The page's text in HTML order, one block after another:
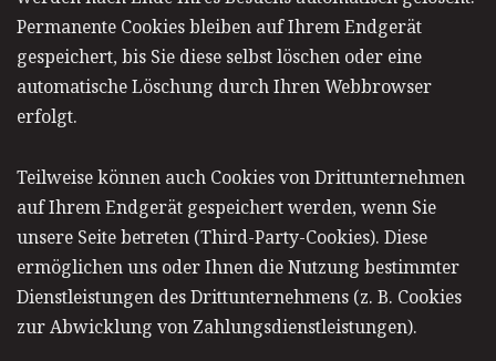
Permanente Cookies bleiben auf Ihrem Endgerät
gespeichert, bis Sie diese selbst löschen oder eine
automatische Löschung durch Ihren Webbrowser
erfolgt.
Teilweise können auch Cookies von Drittunternehmen
auf Ihrem Endgerät gespeichert werden, wenn Sie
unsere Seite betreten (Third-Party-Cookies). Diese
ermöglichen uns oder Ihnen die Nutzung bestimmter
Dienstleistungen des Drittunternehmens (z. B. Cookies
zur Abwicklung von Zahlungsdienstleistungen).